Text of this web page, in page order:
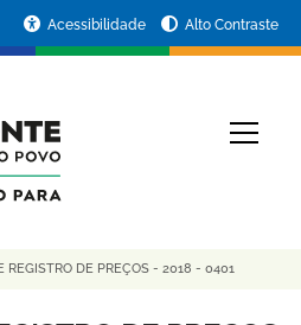
Acessibilidade Alto Contraste
REGISTRO DE PREÇOS - 2018 - 0401